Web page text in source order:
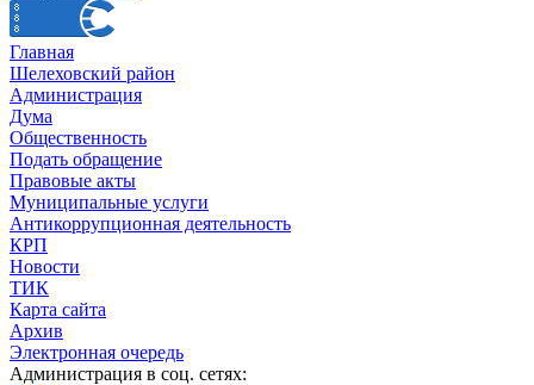
Главная
Шелеховский район
Администрация
Дума
Общественность
Подать обращение
Правовые акты
Муниципальные услуги
Антикоррупционная деятельность
КРП
Новости
ТИК
Карта сайта
Архив
Электронная очередь
Администрация в соц. сетях: